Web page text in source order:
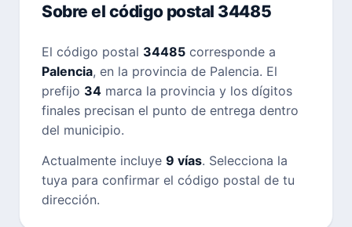
Sobre el código postal 34485
El código postal 34485 corresponde a
Palencia, en la provincia de Palencia. El
prefijo 34 marca la provincia y los dígitos
finales precisan el punto de entrega dentro
del municipio.
Actualmente incluye 9 vías. Selecciona la
tuya para confirmar el código postal de tu
dirección.